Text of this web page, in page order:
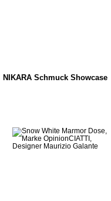
NIKARA Schmuck Showcase